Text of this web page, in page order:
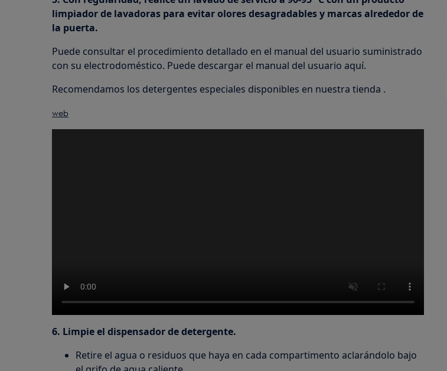
limpiador de lavadoras para evitar olores desagradables y marcas alrededor de
la puerta.
Puede consultar el procedimiento detallado en el manual del usuario suministrado
con su electrodoméstico. Puede descargar el manual del usuario aquí.
Recomendamos los detergentes especiales disponibles en nuestra tienda .
web
6. Limpie el dispensador de detergente.
Retire el agua o residuos que haya en cada compartimento aclarándolo bajo